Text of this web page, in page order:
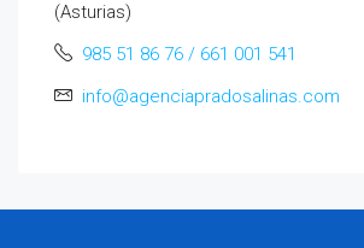
(Asturias)
985 51 86 76 / 661 001 541
info@agenciapradosalinas.com